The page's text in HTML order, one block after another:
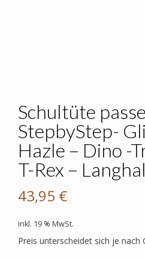
Schultüte
StepbyStep-
Hazle – Dino -
T-Rex –
43,95 €
inkl. 19 % MwSt.
Preis unterscheidet sich je nach